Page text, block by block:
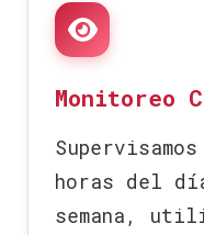
Monitoreo
horas del
semana,